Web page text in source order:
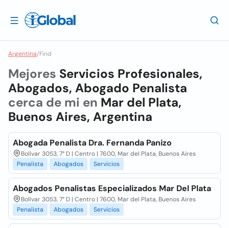
Argentina/Find
Mejores Servicios Profesionales,
Abogados, Abogado Penalista
cerca de mi en Mar del Plata,
Buenos Aires, Argentina
Abogada Penalista Dra. Fernanda Panizo
Bolívar 3053, 7° D | Centro | 7600, Mar del Plata, Buenos Aires
Penalista
Abogados Servicios
Abogados Penalistas Especializados Mar Del Plata
Bolívar 3053, 7° D | Centro | 7600, Mar del Plata, Buenos Aires
Penalista
Abogados Servicios